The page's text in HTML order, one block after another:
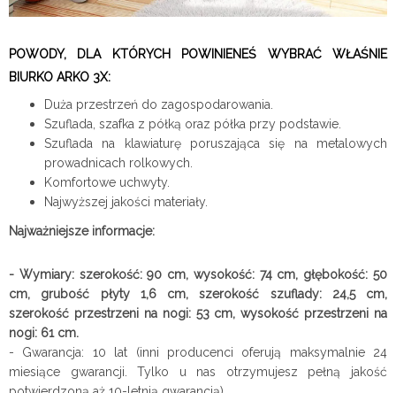
POWODY, DLA KTÓRYCH POWINIENEŚ WYBRAĆ WŁAŚNIE
BIURKO ARKO 3X:
Duża przestrzeń do zagospodarowania.
Szuflada, szafka z półką oraz półka przy podstawie.
Szuflada na klawiaturę poruszająca się na metalowych
prowadnicach rolkowych.
Komfortowe uchwyty.
Najwyższej jakości materiały.
Najważniejsze informacje:
- Wymiary: szerokość: 90 cm, wysokość: 74 cm, głębokość: 50
cm, grubość płyty 1,6 cm, szerokość szuflady: 24,5 cm,
szerokość przestrzeni na nogi: 53 cm, wysokość przestrzeni na
nogi: 61 cm.
- Gwarancja: 10 lat (inni producenci oferują maksymalnie 24
miesiące gwarancji. Tylko u nas otrzymujesz pełną jakość